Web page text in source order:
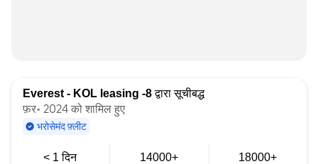
Everest - KOL leasing -8द्वारा सूचीबद्ध
फ़र॰ 2024 को शामिल हुए
भरोसेमंद फ़्लीट
< 1 दिन 14000+ 18000+